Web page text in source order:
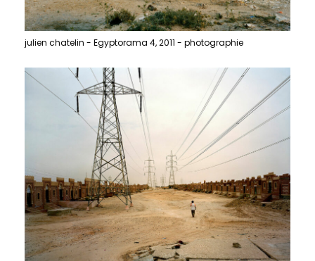
julien chatelin - Egyptorama 4, 2011 - photographie